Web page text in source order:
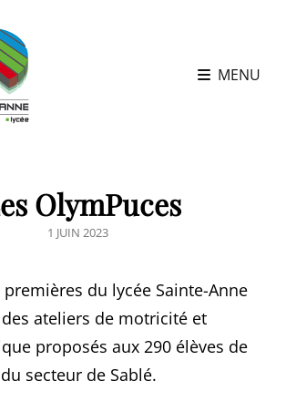
MENU
OlymPuces
POSTED
1 JUIN 2023
premières du lycée Sainte-Anne
ateliers de motricité et
proposés aux 290 élèves de
secteur de Sablé.